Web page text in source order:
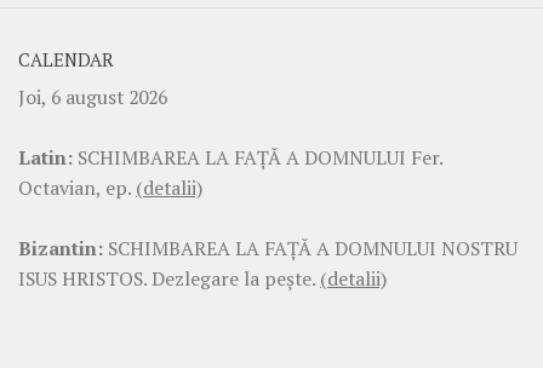
CALENDAR
Joi, 6 august 2026
Latin: SCHIMBAREA LA FAŢĂ A DOMNULUI Fer.
Octavian, ep. (detalii)
Bizantin: SCHIMBAREA LA FAŢĂ A DOMNULUI NOSTRU
ISUS HRISTOS. Dezlegare la pește. (detalii)